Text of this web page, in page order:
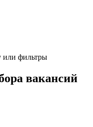
или фильтры
вакансий